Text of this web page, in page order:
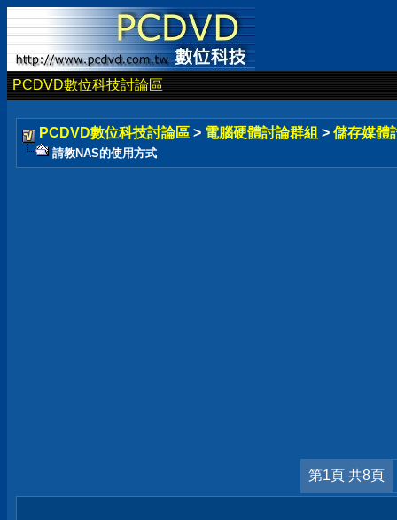
PCDVD數位科技討論區
PCDVD數位科技討論區 > 電腦硬體討論群組 > 儲存媒體
請教NAS的使用方式
第1頁 共8頁